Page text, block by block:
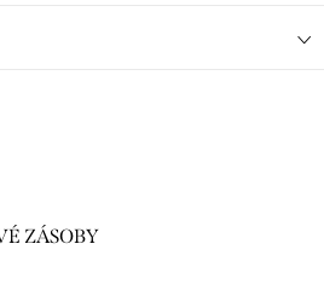
ZÁSOBY